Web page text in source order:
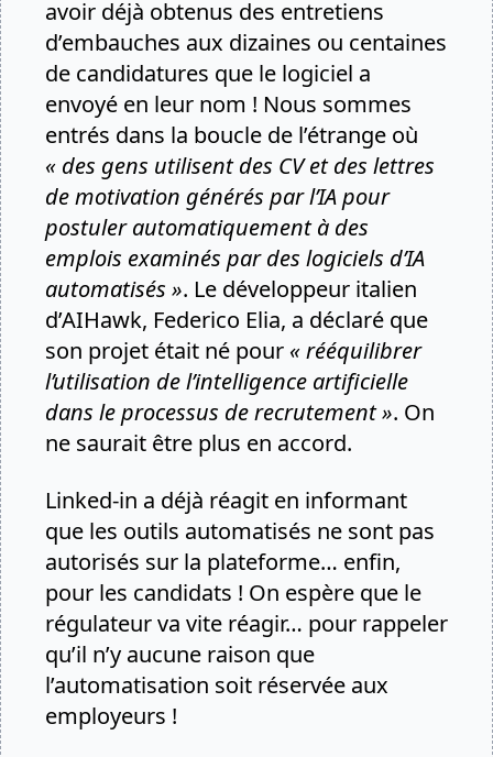
avoir déjà obtenus des entretiens
d’embauches aux dizaines ou centaines
de candidatures que le logiciel a
envoyé en leur nom ! Nous sommes
entrés dans la boucle de l’étrange où
« des gens utilisent des CV et des lettres
de motivation générés par l’IA pour
postuler automatiquement à des
emplois examinés par des logiciels d’IA
automatisés ». Le développeur italien
d’AIHawk, Federico Elia, a déclaré que
son projet était né pour « rééquilibrer
l’utilisation de l’intelligence artificielle
dans le processus de recrutement ». On
ne saurait être plus en accord.
Linked-in a déjà réagit en informant
que les outils automatisés ne sont pas
autorisés sur la plateforme… enfin,
pour les candidats ! On espère que le
régulateur va vite réagir… pour rappeler
qu’il n’y aucune raison que
l’automatisation soit réservée aux
employeurs !